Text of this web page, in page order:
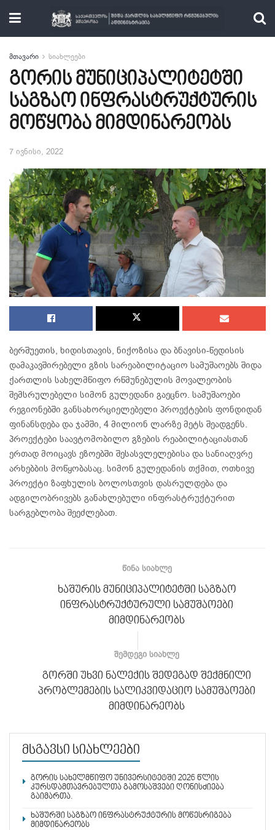
მთავარი სიახლეები
გორის მუნიციპალიტეტში
საგზაო ინფრასტრუქტურის
მოწყობა მიმდინარეობს
7 ივნისი, 2022
ბერშუეთის, ხიდისთავის, ნიქოზისა და ბნავისი-წედისის
დამაკავშირებელი გზის სარეაბილიტაციო სამუშაოებს შიდა
ქართლის სახელმწიფო რწმუნებულის მოვალეობის
შემსრულებელი სიმონ გულედანი გაეცნო. სამუშაოები
რეგიონებში განსახორციელებელი პროექტების ფონდიდან
ფინანსდება და ჯამში, 4 მილიონ ლარზე მეტს შეადგენს.
პროექტები საავტომობილო გზების რეაბილიტაციასთან
ერთად მოიცავს ეზოებში შესასვლელებისა და სანიაღვრე
არხებბის მოწყობასაც. სიმონ გულედანის თქმით, ოთხივე
პროექტი ზაფხულის ბოლოსთვის დასრულდება და
ადგილობრივებს განახლებული ინფრასტრუქტურით
სარგებლობა შეეძლებათ.
ᲬᲘᲜᲐ ᲡᲘᲐᲮᲚᲔ
ხაშურის მუნიციპალიტეტში საგზაო
ინფრასტრუქტურული სამუშაოები
მიმდინარეობს
ᲨᲔᲛᲓᲔᲒᲘ ᲡᲘᲐᲮᲚᲔ
გორში უხვი ნალექის შედეგად შექმნილი
პრობლემების სალიკვიდაციო სამუშაოები
მიმდინარეობს
მსგავსი სიახლეები
გორის სახელმწიფო უნივერსიტეტში 2026 წლის
კურსდამთავრებულთა გამოსაშვები ღონისძიება
გაიმართა.
ხაშურში საგზაო ინფრასტრუქტურის მოწესრიგება
მიმდინარეობს